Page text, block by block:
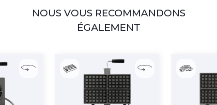
NOUS VOUS RECOMMANDONS
ÉGALEMENT